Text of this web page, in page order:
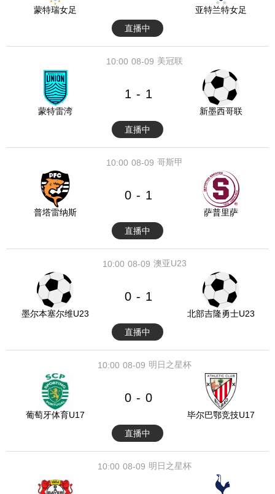
蒙特瑞女足
亚特兰特女足
直播中
08-09
10:00 美冠联
蒙特雷湾
1 - 1
新墨西哥联
直播中
08-09
10:00 哥斯甲
普塔雷纳斯
0 - 1
萨普里萨
直播中
08-09
10:00 澳亚U23
墨尔本塞尔维U23
0 - 1
北部吉隆勇士U23
直播中
08-09
10:00 明日之星杯
葡萄牙体育U17
0 - 0
毕尔巴鄂竞技U17
直播中
08-09
10:00 明日之星杯